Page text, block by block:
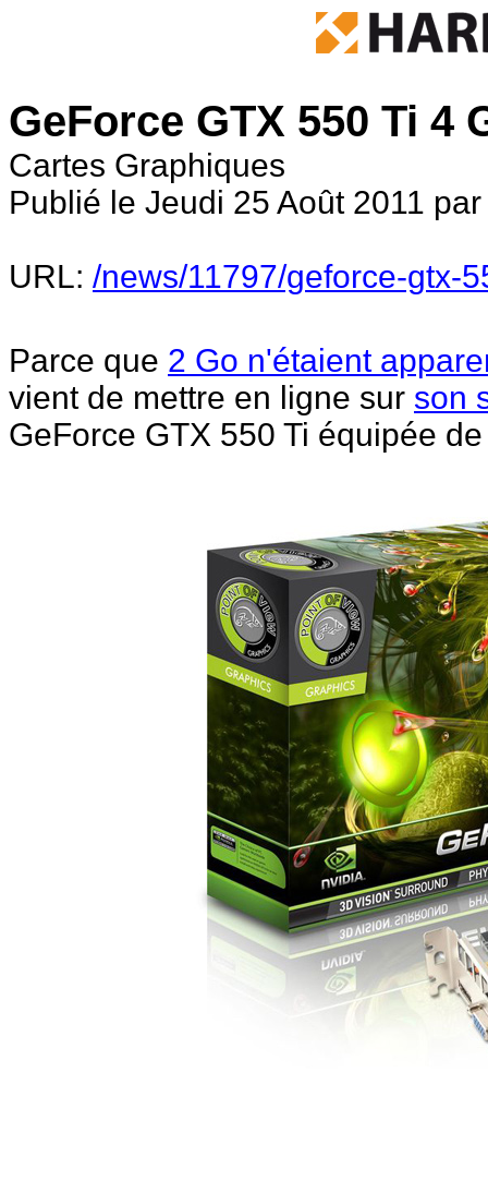
GeForce GTX 550 Ti 4
Cartes Graphiques
Publié le Jeudi 25 Août 2011
URL: /news/11797/geforce-gtx-
Parce que 2 Go n'étaient
vient de mettre en ligne sur son
GeForce GTX 550 Ti équipée